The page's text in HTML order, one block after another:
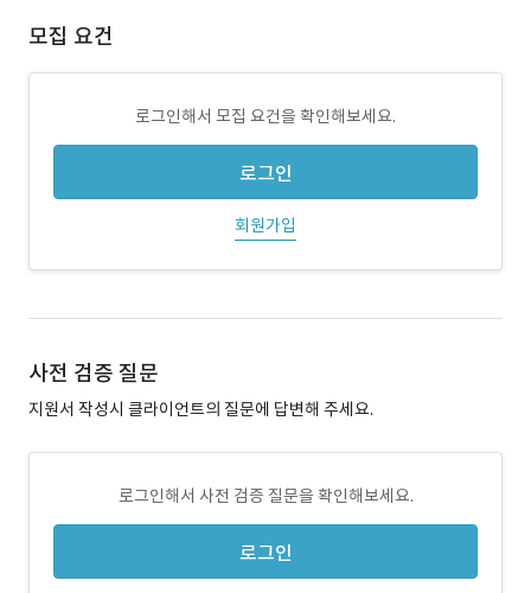
모집 요건
로그인해서 모집 요건을 확인해보세요.
로그인
회원가입
사전 검증 질문
지원서 작성시 클라이언트의 질문에 답변해 주세요.
로그인해서 사전 검증 질문을 확인해보세요.
로그인